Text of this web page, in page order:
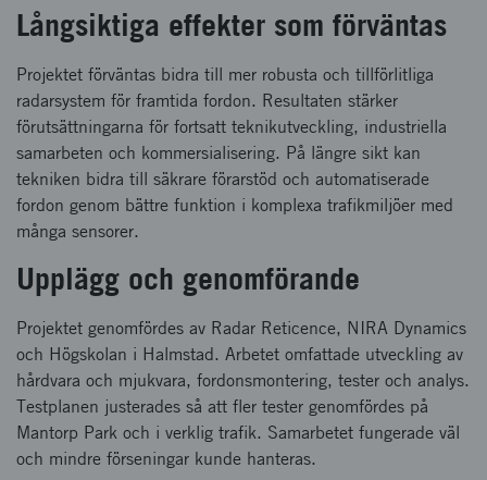
Långsiktiga effekter som förväntas
Projektet förväntas bidra till mer robusta och tillförlitliga
radarsystem för framtida fordon. Resultaten stärker
förutsättningarna för fortsatt teknikutveckling, industriella
samarbeten och kommersialisering. På längre sikt kan
tekniken bidra till säkrare förarstöd och automatiserade
fordon genom bättre funktion i komplexa trafikmiljöer med
många sensorer.
Upplägg och genomförande
Projektet genomfördes av Radar Reticence, NIRA Dynamics
och Högskolan i Halmstad. Arbetet omfattade utveckling av
hårdvara och mjukvara, fordonsmontering, tester och analys.
Testplanen justerades så att fler tester genomfördes på
Mantorp Park och i verklig trafik. Samarbetet fungerade väl
och mindre förseningar kunde hanteras.